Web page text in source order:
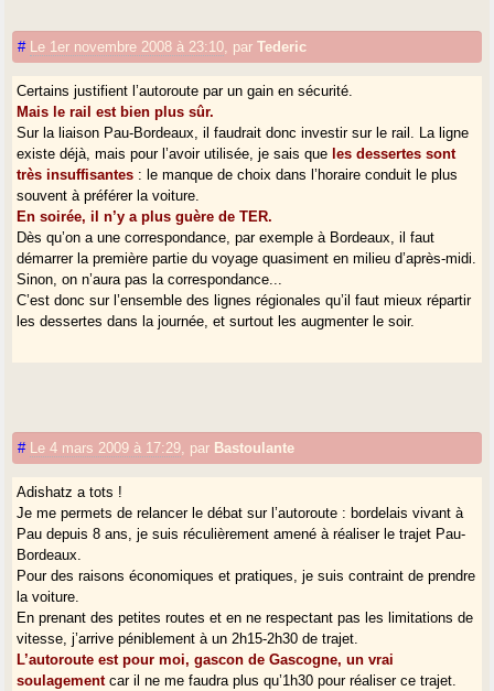
# Le 1er novembre 2008 à 23:10 parTederic
Certains justifient l’autoroute par un gain en sécurité.
Mais le rail est bien plus sûr.
Sur la liaison Pau-Bordeaux, il faudrait donc investir sur le rail. La ligne
existe déjà, mais pour l’avoir utilisée, je sais que les dessertes sont
très insuffisantes : le manque de choix dans l’horaire conduit le plus
souvent à préférer la voiture.
En soirée, il n’y a plus guère de TER.
Dès qu’on a une correspondance, par exemple à Bordeaux, il faut
démarrer la première partie du voyage quasiment en milieu d’après-midi.
Sinon, on n’aura pas la correspondance...
C’est donc sur l’ensemble des lignes régionales qu’il faut mieux répartir
les dessertes dans la journée, et surtout les augmenter le soir.
# Le 4 mars 2009 à 17:29 par Bastoulante
Adishatz a tots !
Je me permets de relancer le débat sur l’autoroute : bordelais vivant à
Pau depuis 8 ans, je suis réculièrement amené à réaliser le trajet Pau-
Bordeaux.
Pour des raisons économiques et pratiques, je suis contraint de prendre
la voiture.
En prenant des petites routes et en ne respectant pas les limitations de
vitesse, j’arrive péniblement à un 2h15-2h30 de trajet.
L’autoroute est pour moi, gascon de Gascogne, un vrai
soulagementcar il ne me faudra plus qu’1h30 pour réaliser ce trajet.